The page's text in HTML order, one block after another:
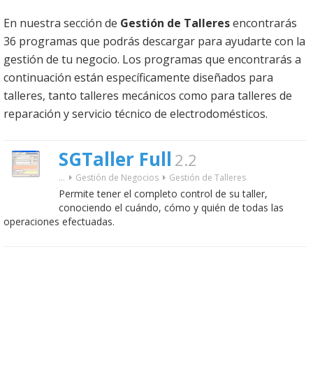
En nuestra sección de Gestión de Talleresencontrarás
36 programas que podrás descargar para ayudarte con la
gestión de tu negocio. Los programas que encontrarás a
continuación están específicamente diseñados para
talleres, tanto talleres mecánicos como para talleres de
reparación y servicio técnico de electrodomésticos.
SGTaller Full 2.2
... Gestión de Negocios Gestión de Talleres
Permite tener el completo control de su taller,
conociendo el cuándo, cómo y quién de todas las
operaciones efectuadas.